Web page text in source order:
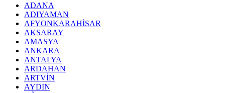
ADANA
ADIYAMAN
AFYONKARAHİSAR
AKSARAY
AMASYA
ANKARA
ANTALYA
ARDAHAN
ARTVİN
AYDIN